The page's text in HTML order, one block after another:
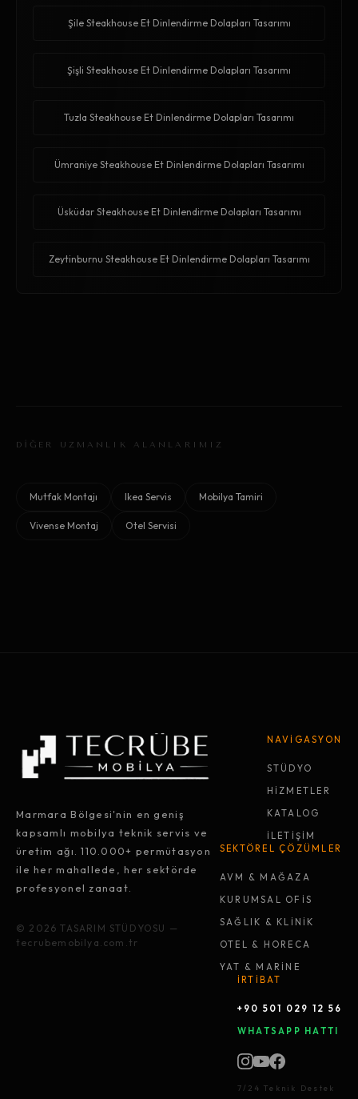
Şile Steakhouse Et Dinlendirme Dolapları Tasarımı
Şişli Steakhouse Et Dinlendirme Dolapları Tasarımı
Tuzla Steakhouse Et Dinlendirme Dolapları Tasarımı
Ümraniye Steakhouse Et Dinlendirme Dolapları Tasarımı
Üsküdar Steakhouse Et Dinlendirme Dolapları Tasarımı
Zeytinburnu Steakhouse Et Dinlendirme Dolapları Tasarımı
DİĞER UZMANLIK ALANLARIMIZ
Mutfak Montajı Ikea Servis Mobilya Tamiri
Vivense Montaj Otel Servisi
Marmara Bölgesi'nin en geniş
kapsamlı mobilya teknik servis ve
üretim ağı. 110.000+ permütasyon
ile her mahallede, her sektörde
profesyonel zanaat.
© 2026 TASARIM STÜDYOSU —
tecrubemobilya.com.tr
NAVİGASYON
STÜDYO
HİZMETLER
KATALOG
İLETİŞİM
SEKTÖREL ÇÖZÜMLER
AVM & MAĞAZA
KURUMSAL OFİS
SAĞLIK & KLİNİK
OTEL & HORECA
YAT & MARİNE
İRTİBAT
+90 501 029 12 56
WHATSAPP HATTI
7/24 Teknik Destek